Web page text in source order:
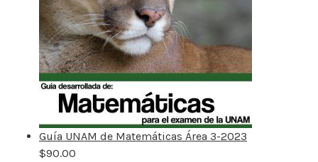
Guía UNAM de Matemáticas Área 3-2023
$90.00